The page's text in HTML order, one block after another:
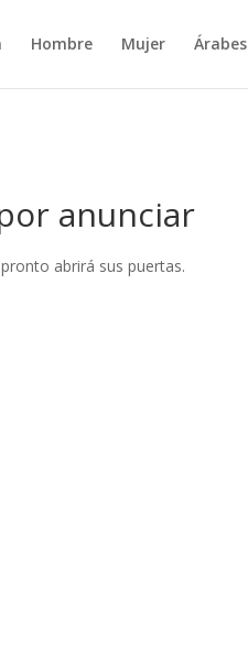
Hombre Mujer Árabes
anunciar
abrirá sus puertas.